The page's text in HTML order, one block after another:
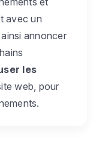
avec un
annoncer
les
web, pour